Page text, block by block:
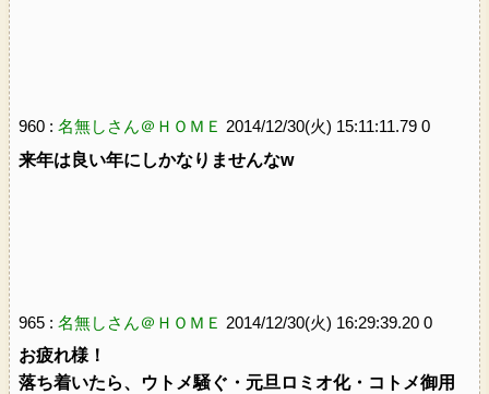
960 : 名無しさん＠ＨＯＭＥ 2014/12/30(火) 15:11:11.79 0
来年は良い年にしかなりませんなw
965 : 名無しさん＠ＨＯＭＥ 2014/12/30(火) 16:29:39.20 0
お疲れ様！
落ち着いたら、ウトメ騒ぐ・元旦ロミオ化・コトメ御用